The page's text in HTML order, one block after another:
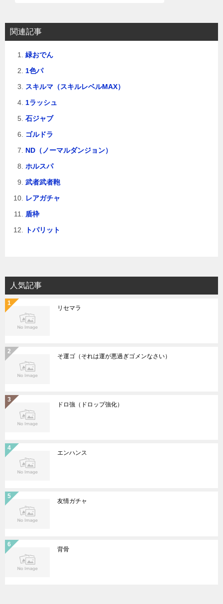
関連記事
緑おでん
1色パ
スキルマ（スキルレベルMAX）
1ラッシュ
石ジャブ
ゴルドラ
ND（ノーマルダンジョン）
ホルスパ
武者武者鞄
レアガチャ
盾枠
トパリット
人気記事
リセマラ
そ運ゴ（それは運が悪過ぎゴメンなさい）
ドロ強（ドロップ強化）
エンハンス
友情ガチャ
背骨